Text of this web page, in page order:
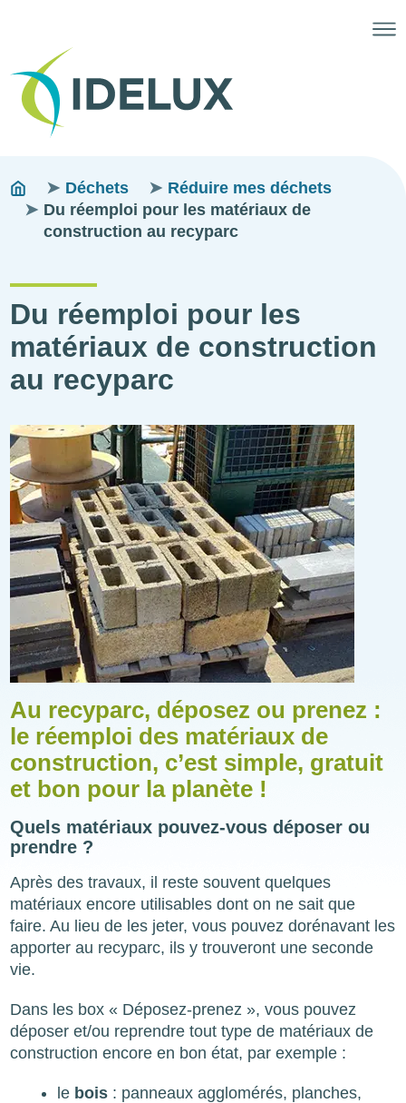
Fils
d'ariane
You
are
here:
Déchets
Réduire mes déchets
Du réemploi pour les matériaux de
construction au recyparc
Du réemploi pour les
matériaux de construction
au recyparc
Illustration
Au recyparc, déposez ou prenez :
le réemploi des matériaux de
construction, c’est simple, gratuit
et bon pour la planète !
Quels matériaux pouvez-vous déposer ou
prendre ?
Après des travaux, il reste souvent quelques
matériaux encore utilisables dont on ne sait que
faire. Au lieu de les jeter, vous pouvez dorénavant les
apporter au recyparc, ils y trouveront une seconde
vie.
Dans les box « Déposez-prenez », vous pouvez
déposer et/ou reprendre tout type de matériaux de
construction encore en bon état, par exemple :
le bois : panneaux agglomérés, planches,